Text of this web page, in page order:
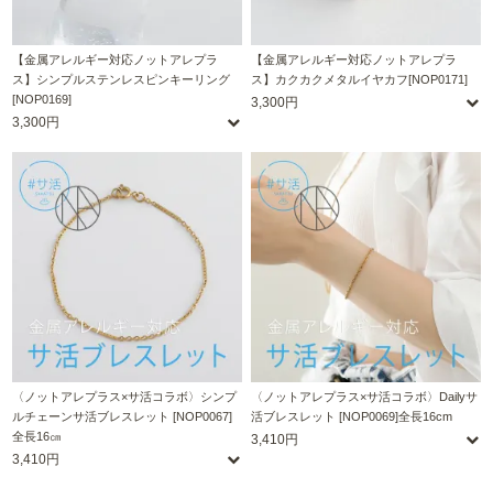
【金属アレルギー対応ノットアレプラ
ス】シンプルステンレスピンキーリング
[NOP0169]
3,300円
【金属アレルギー対応ノットアレプラ
ス】カクカクメタルイヤカフ[NOP0171]
3,300円
〈ノットアレプラス×サ活コラボ〉シンプ
ルチェーンサ活ブレスレット [NOP0067]
全長16㎝
3,410円
〈ノットアレプラス×サ活コラボ〉Dailyサ
活ブレスレット [NOP0069]全長16cm
3,410円